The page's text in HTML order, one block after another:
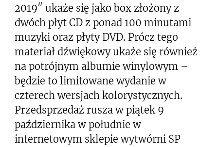
2019″ ukaże się jako box złożony z
dwóch płyt CD z ponad 100 minutami
muzyki oraz płyty DVD. Prócz tego
materiał dźwiękowy ukaże się również
na potrójnym albumie winylowym –
będzie to limitowane wydanie w
czterech wersjach kolorystycznych.
Przedsprzedaż rusza w piątek 9
października w południe w
internetowym sklepie wytwórni SP